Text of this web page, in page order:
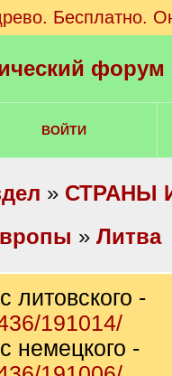
Бесплатно.
ВОЙТИ
» СТРАНЫ
» Литва
литовского -
191014/
немецкого -